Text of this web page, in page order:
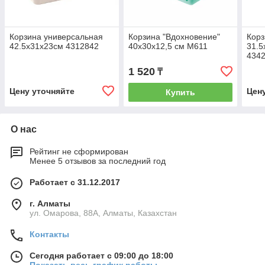
Корзина универсальная
42.5х31х23см 4312842
Цену уточняйте
Корзина "Вдохновение"
40х30х12,5 см М611
1 520₸
Купить
О нас
Рейтинг не сформирован
Менее 5 отзывов за последний год
Работает с 31.12.2017
г. Алматы
ул. Омарова, 88А, Алматы, Казахстан
Контакты
Сегодня работает с 09:00 до 18:00